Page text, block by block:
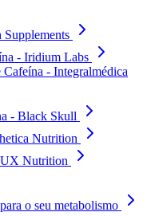
- Iridium Labs
- Integralmédica
- Black Skull
Nutrition
Nutrition
o seu metabolismo